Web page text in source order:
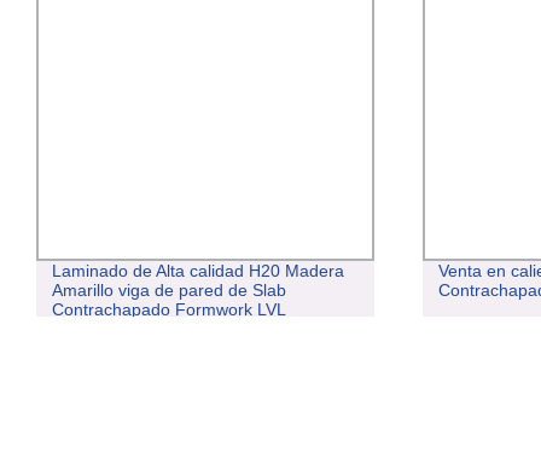
Laminado de Alta calidad H20 Madera
Amarillo viga de pared de Slab
Contrachapado Formwork LVL
Venta en